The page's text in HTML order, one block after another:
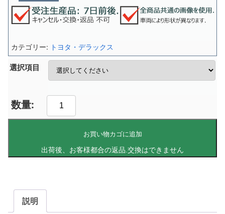
選択項目
お買い物カゴに追加
カテゴリー: トヨタ・デラックス
説明